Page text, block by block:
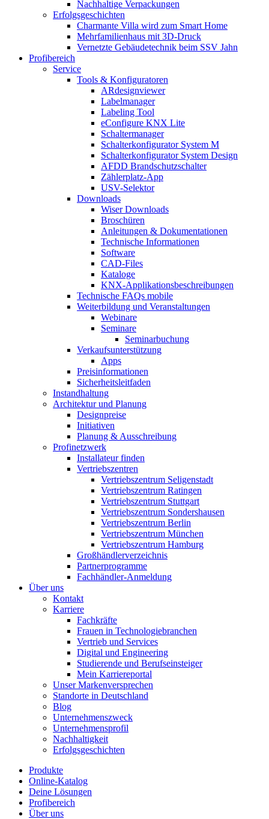
Nachhaltige Verpackungen
Erfolgsgeschichten
Charmante Villa wird zum Smart Home
Mehrfamilienhaus mit 3D-Druck
Vernetzte Gebäudetechnik beim SSV Jahn
Profibereich
Service
Tools & Konfiguratoren
ARdesignviewer
Labelmanager
Labeling Tool
eConfigure KNX Lite
Schaltermanager
Schalterkonfigurator System M
Schalterkonfigurator System Design
AFDD Brandschutzschalter
Zählerplatz-App
USV-Selektor
Downloads
Wiser Downloads
Broschüren
Anleitungen & Dokumentationen
Technische Informationen
Software
CAD-Files
Kataloge
KNX-Applikationsbeschreibungen
Technische FAQs mobile
Weiterbildung und Veranstaltungen
Webinare
Seminare
Seminarbuchung
Verkaufsunterstützung
Apps
Preisinformationen
Sicherheitsleitfaden
Instandhaltung
Architektur und Planung
Designpreise
Initiativen
Planung & Ausschreibung
Profinetzwerk
Installateur finden
Vertriebszentren
Vertriebszentrum Seligenstadt
Vertriebszentrum Ratingen
Vertriebszentrum Stuttgart
Vertriebszentrum Sondershausen
Vertriebszentrum Berlin
Vertriebszentrum München
Vertriebszentrum Hamburg
Großhändlerverzeichnis
Partnerprogramme
Fachhändler-Anmeldung
Über uns
Kontakt
Karriere
Fachkräfte
Frauen in Technologiebranchen
Vertrieb und Services
Digital und Engineering
Studierende und Berufseinsteiger
Mein Karriereportal
Unser Markenversprechen
Standorte in Deutschland
Blog
Unternehmenszweck
Unternehmensprofil
Nachhaltigkeit
Erfolgsgeschichten
Produkte
Online-Katalog
Deine Lösungen
Profibereich
Über uns